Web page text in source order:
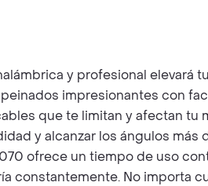
y profesional elevará
impresionantes con
que te limitan y afectan tu
y alcanzar los ángulos
ofrece un tiempo de uso
constantemente. No importa